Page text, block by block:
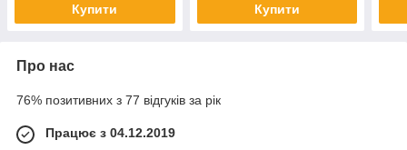
Купити Купити
Про нас
76% позитивних з 77 відгуків за рік
Працює з 04.12.2019